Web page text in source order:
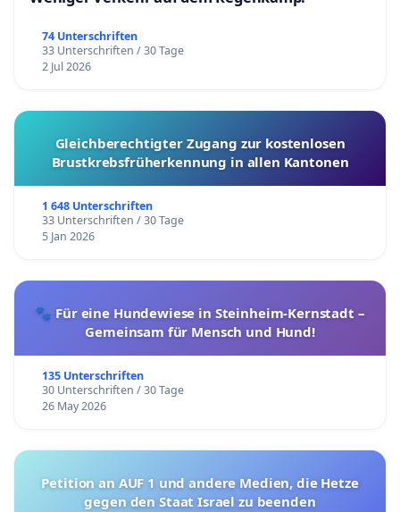
74 Unterschriften
33 Unterschriften / 30 Tage
2 Jul 2026
Gleichberechtigter Zugang zur kostenlosen
Brustkrebsfrüherkennung in allen Kantonen
1 648 Unterschriften
33 Unterschriften / 30 Tage
5 Jan 2026
🐾 Für eine Hundewiese in Steinheim-Kernstadt –
Gemeinsam für Mensch und Hund!
135 Unterschriften
30 Unterschriften / 30 Tage
26 May 2026
Petition an AUF 1 und andere Medien, die Hetze
gegen den Staat Israel zu beenden